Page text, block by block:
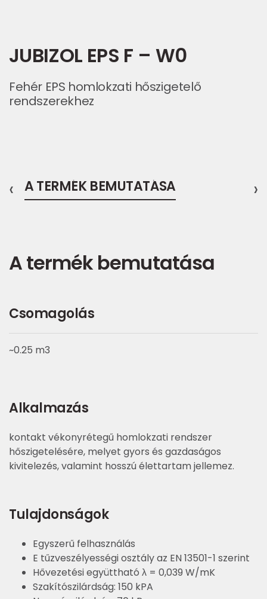
JUBIZOL EPS F – W0
Fehér EPS homlokzati hőszigetelő
rendszerekhez
A TERMÉK BEMUTATÁSA
‹ ›
A termék bemutatása
Csomagolás
~0.25 m3
Alkalmazás
kontakt vékonyrétegű homlokzati rendszer
hőszigetelésére, melyet gyors és gazdaságos
kivitelezés, valamint hosszú élettartam jellemez.
Tulajdonságok
Egyszerű felhasználás
E tűzveszélyességi osztály az EN 13501-1 szerint
Hővezetési együttható λ = 0,039 W/mK
Szakítószilárdság: 150 kPA